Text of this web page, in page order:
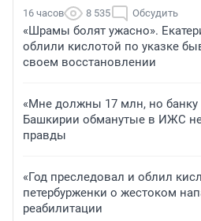
16 часов 8 535 Обсудить
«Шрамы болят ужасно».
облили кислотой по указке
своем восстановлении
«Мне должны 17 млн, но банку
Башкирии обманутые в ИЖС не
правды
«Год преследовал и облил
петербурженки о жестоком
реабилитации